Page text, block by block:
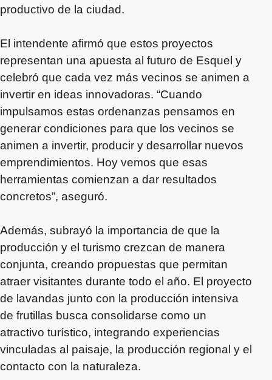
productivo de la ciudad.
El intendente afirmó que estos proyectos
representan una apuesta al futuro de Esquel y
celebró que cada vez más vecinos se animen a
invertir en ideas innovadoras. “Cuando
impulsamos estas ordenanzas pensamos en
generar condiciones para que los vecinos se
animen a invertir, producir y desarrollar nuevos
emprendimientos. Hoy vemos que esas
herramientas comienzan a dar resultados
concretos”, aseguró.
Además, subrayó la importancia de que la
producción y el turismo crezcan de manera
conjunta, creando propuestas que permitan
atraer visitantes durante todo el año. El proyecto
de lavandas junto con la producción intensiva
de frutillas busca consolidarse como un
atractivo turístico, integrando experiencias
vinculadas al paisaje, la producción regional y el
contacto con la naturaleza.